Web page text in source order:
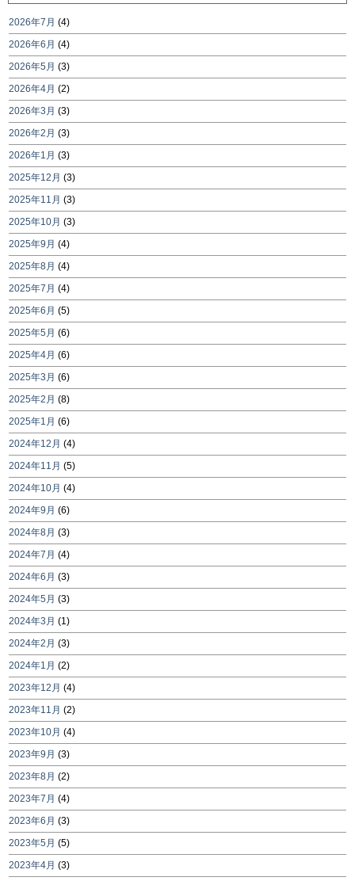
2026年7月 (4)
2026年6月 (4)
2026年5月 (3)
2026年4月 (2)
2026年3月 (3)
2026年2月 (3)
2026年1月 (3)
2025年12月 (3)
2025年11月 (3)
2025年10月 (3)
2025年9月 (4)
2025年8月 (4)
2025年7月 (4)
2025年6月 (5)
2025年5月 (6)
2025年4月 (6)
2025年3月 (6)
2025年2月 (8)
2025年1月 (6)
2024年12月 (4)
2024年11月 (5)
2024年10月 (4)
2024年9月 (6)
2024年8月 (3)
2024年7月 (4)
2024年6月 (3)
2024年5月 (3)
2024年3月 (1)
2024年2月 (3)
2024年1月 (2)
2023年12月 (4)
2023年11月 (2)
2023年10月 (4)
2023年9月 (3)
2023年8月 (2)
2023年7月 (4)
2023年6月 (3)
2023年5月 (5)
2023年4月 (3)